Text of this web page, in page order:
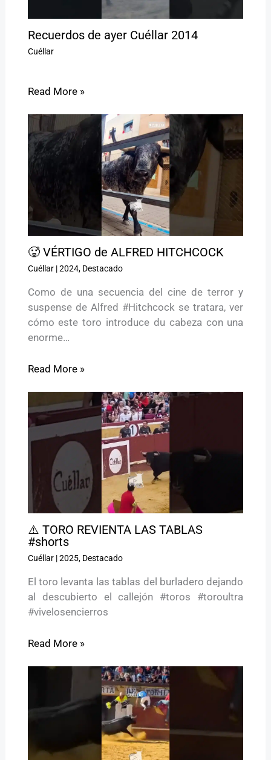
Recuerdos de ayer Cuéllar 2014
Cuéllar
Read More »
🥵 VÉRTIGO de ALFRED HITCHCOCK
Cuéllar|2024, Destacado
Como de una secuencia del cine de terror y
suspense de Alfred #Hitchcock se tratara, ver
cómo este toro introduce du cabeza con una
enorme…
Read More »
⚠️ TORO REVIENTA LAS TABLAS
#shorts
Cuéllar|2025, Destacado
El toro levanta las tablas del burladero dejando
al descubierto el callejón #toros #toroultra
#vivelosencierros
Read More »